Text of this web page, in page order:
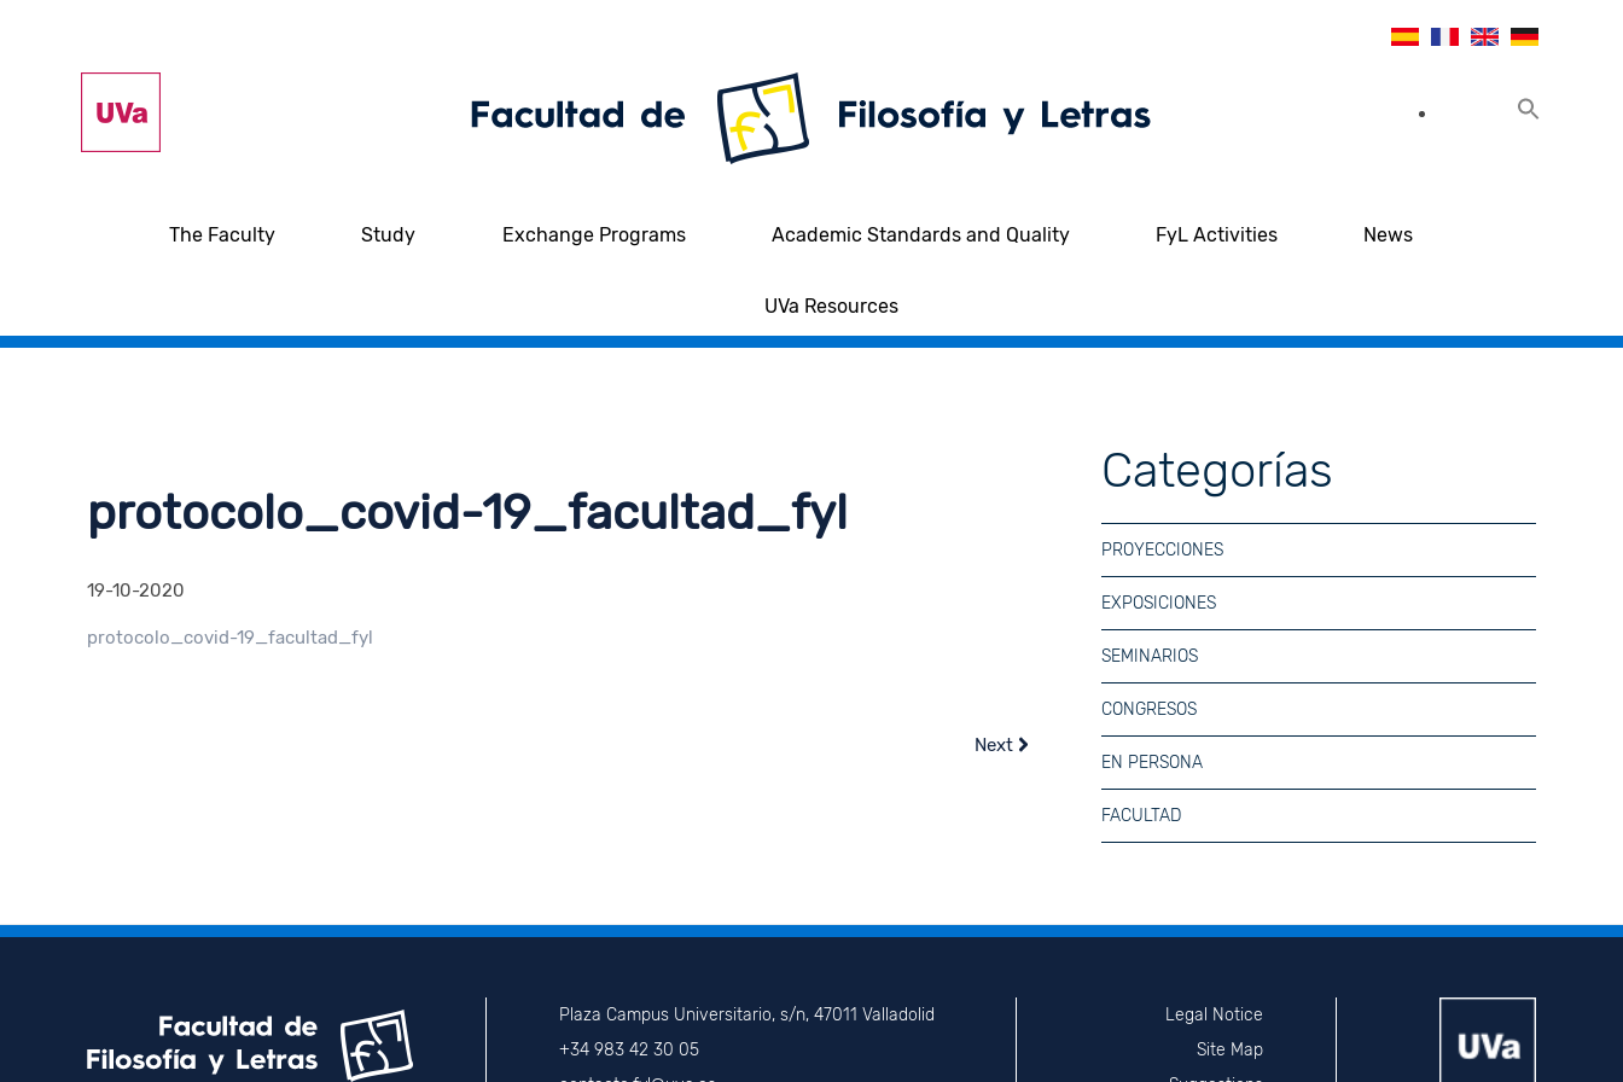
The Faculty Study Exchange Programs Academic Standards and Quality FyL Activities News
UVa Resources
protocolo_covid-19_facultad_fyl
19-10-2020
protocolo_covid-19_facultad_fyl
Categorías
PROYECCIONES
EXPOSICIONES
SEMINARIOS
CONGRESOS
EN PERSONA
FACULTAD
Next
Plaza Campus Universitario, s/n, 47011 Valladolid
+34 983 42 30 05
Legal Notice
Site Map